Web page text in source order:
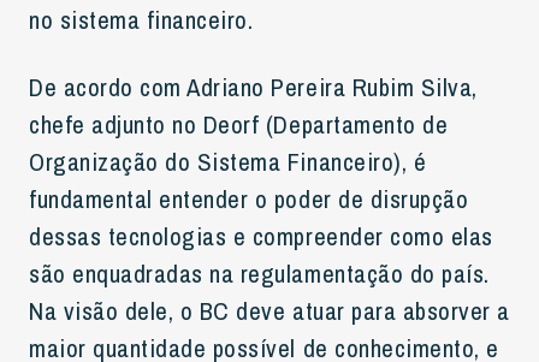
no sistema financeiro.
De acordo com Adriano Pereira Rubim Silva,
chefe adjunto no Deorf (Departamento de
Organização do Sistema Financeiro), é
fundamental entender o poder de disrupção
dessas tecnologias e compreender como elas
são enquadradas na regulamentação do país.
Na visão dele, o BC deve atuar para absorver a
maior quantidade possível de conhecimento, e